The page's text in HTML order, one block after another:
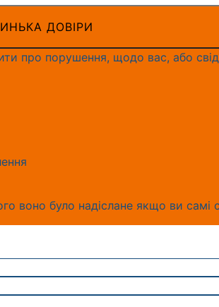
ДОВІРИ
про порушення, щодо вас, або
воно було надіслане якщо ви самі